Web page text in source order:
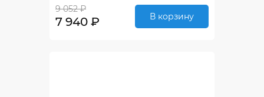
9 052 ₽
7 940 ₽ В корзину